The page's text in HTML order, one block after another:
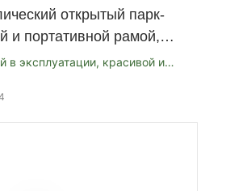
открытый парк-
и портативной рамой,
центров,
в эксплуатации, красивой и